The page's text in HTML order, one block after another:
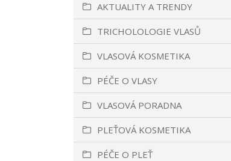
AKTUALITY A TRENDY
TRICHOLOLOGIE VLASŮ
VLASOVÁ KOSMETIKA
PÉČE O VLASY
VLASOVÁ PORADNA
PLEŤOVÁ KOSMETIKA
PÉČE O PLEŤ